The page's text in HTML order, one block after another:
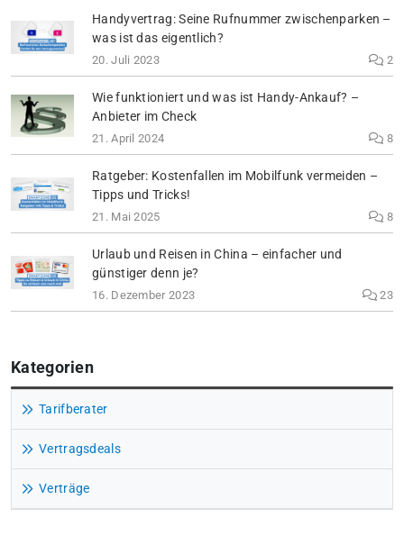
Handyvertrag: Seine Rufnummer zwischenparken –
was ist das eigentlich?
20. Juli 2023 2
Wie funktioniert und was ist Handy-Ankauf? –
Anbieter im Check
21. April 2024 8
Ratgeber: Kostenfallen im Mobilfunk vermeiden –
Tipps und Tricks!
21. Mai 2025 8
Urlaub und Reisen in China – einfacher und
günstiger denn je?
16. Dezember 2023 23
Kategorien
Tarifberater
Vertragsdeals
Verträge